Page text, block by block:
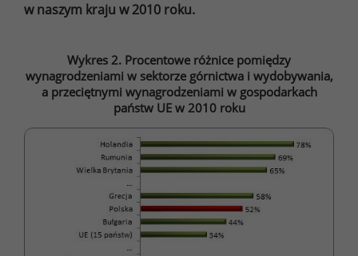
w naszym kraju w 2010 roku.
Wykres 2. Procentowe różnice pomiędzy
wynagrodzeniami w sektorze górnictwa i wydobywania,
a przeciętnymi wynagrodzeniami w gospodarkach
państw UE w 2010 roku